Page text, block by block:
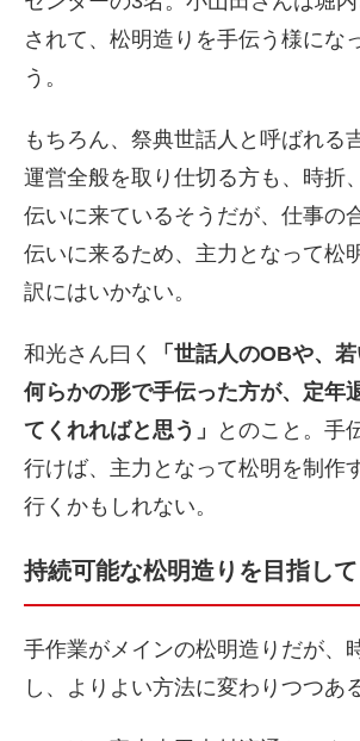
されて、松明造りを手伝う様にな
う。
もちろん、祭典世話人と呼ばれる
運営全般を取り仕切る方も、時折
伝いに来ているそうだが、仕事の
伝いに来るため、主力となって松
訳にはいかない。
和光さん曰く
「世話人のOBや、
何らかの形で手伝った方が、定年
てくれればと思う」
とのこと。手
行けば、主力となって松明を制作
行くかもしれない。
持続可能な松明造りを目指して
手作業がメインの松明造りだが、
し、よりよい方法に変わりつつあ